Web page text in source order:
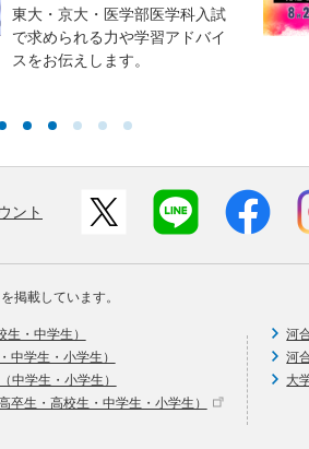
東大・京大・医学部医学科入試
で求められる力や学習アドバイ
スをお伝えします。
ント
掲載しています。
生・中学生）
中学生・小学生）
中学生・小学生）
卒生・高校生・中学生・小学生）
河
河
大